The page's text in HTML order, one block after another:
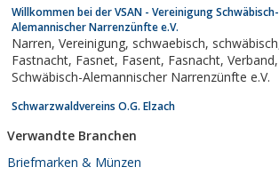
Willkommen bei der VSAN - Vereinigung Schwäbisch-
Alemannischer Narrenzünfte e.V.
Narren, Vereinigung, schwaebisch, schwäbisch, alemannisch,
Fastnacht, Fasnet, Fasent, Fasnacht, Verband, Vereinigung
Schwäbisch-Alemannischer Narrenzünfte e.V.
Schwarzwaldvereins O.G. Elzach
Verwandte Branchen
Briefmarken & Münzen